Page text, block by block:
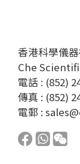
香港科學儀
Che
電話 : (852)
傳真 : (852)
電郵 :